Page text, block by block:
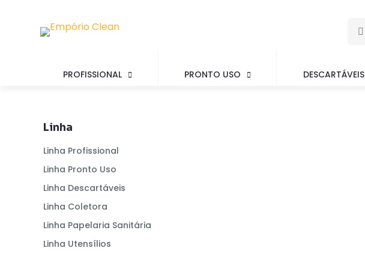
PROFISSIONAL PRONTO USO DESCARTÁVEIS
Linha
Linha Profissional
Linha Pronto Uso
Linha Descartáveis
Linha Coletora
Linha Papelaria Sanitária
Linha Utensílios